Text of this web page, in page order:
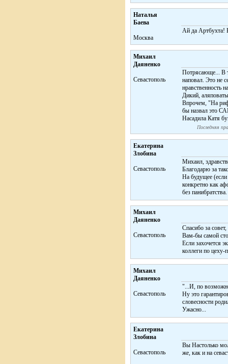
Наталья
Баева
Москва
Ай да Артбухта!
Михаил
Даяненко
Севастополь
Потрясающе... В
наповал. Это не
нравственность
Дикий,
Впрочем, "На
бы назвал это
Насадила Катя
Последняя
Екатерина
Злобина
Cевастополь
Михаил,
Благодарю за
На будущее
конкретно как
без
Михаил
Даяненко
Севастополь
Спасибо за
Вам-бы самой
Если захочется
коллеги по цеху-
Михаил
Даяненко
Севастополь
"...И, по
Ну это
словесности
Ужасно...
Екатерина
Злобина
Cевастополь
Вы Настолько
же, как и на